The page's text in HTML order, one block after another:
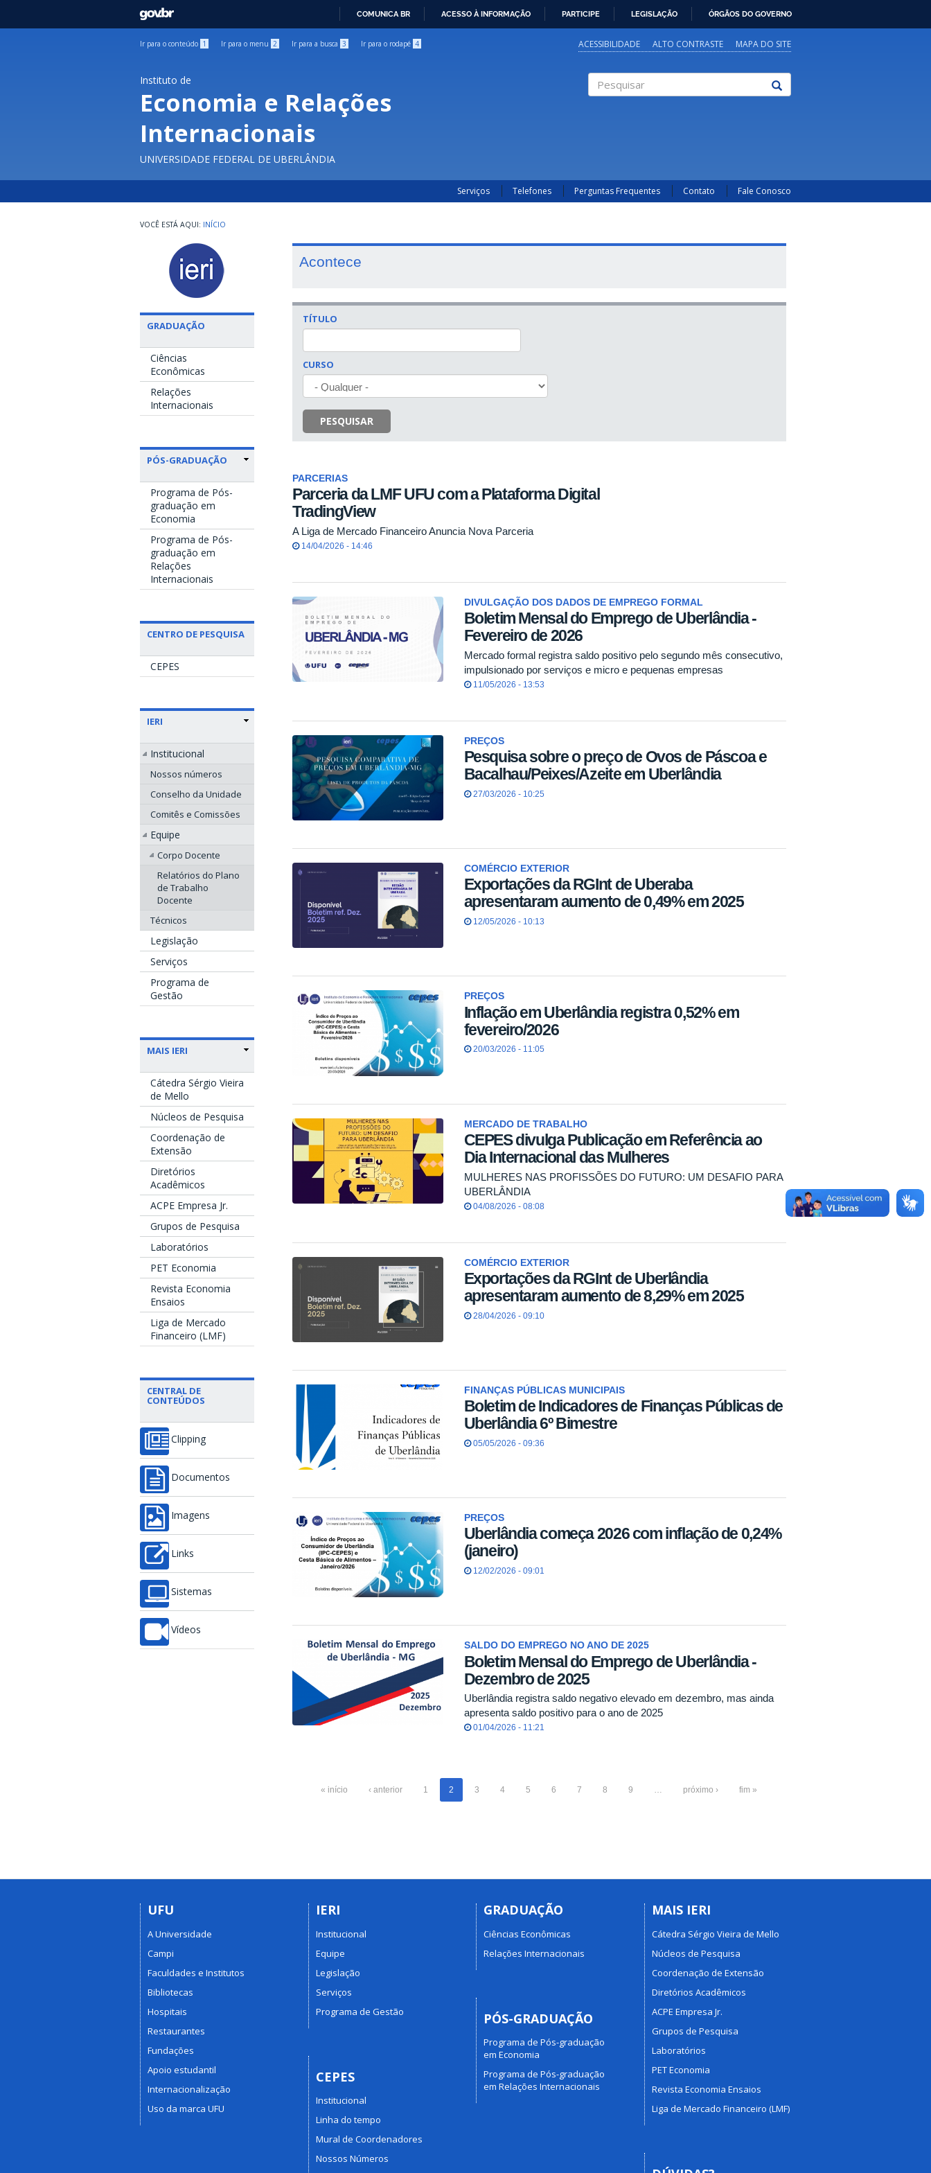
GOVBR
COMUNICA BR ACESSO À INFORMAÇÃO PARTICIPE LEGISLAÇÃO ÓRGÃOS DO GOVERNO
Ir para o conteúdo 1 Ir para o menu 2 Ir para a busca 3 Ir para o rodapé 4 ACESSIBILIDADE ALTO CONTRASTE MAPA DO SITE
Instituto de
Economia e Relações
Internacionais
UNIVERSIDADE FEDERAL DE UBERLÂNDIA
Serviços Telefones Perguntas Frequentes Contato Fale Conosco
INÍCIO
GRADUAÇÃO
Ciências
Econômicas
Relações
Internacionais
PÓS-GRADUAÇÃO
Programa de Pós-
graduação em
Economia
Programa de Pós-
graduação em
Relações
Internacionais
CENTRO DE PESQUISA
CEPES
IERI
Institucional
Nossos números
Conselho da Unidade
Comitês e Comissões
Equipe
Corpo Docente
Relatórios do Plano
de Trabalho
Docente
Técnicos
Legislação
Serviços
Programa de
Gestão
MAIS IERI
Cátedra Sérgio Vieira
de Mello
Núcleos de Pesquisa
Coordenação de
Extensão
Diretórios
Acadêmicos
ACPE Empresa Jr.
Grupos de Pesquisa
Laboratórios
PET Economia
Revista Economia
Ensaios
Liga de Mercado
Financeiro (LMF)
CENTRAL DE
CONTEÚDOS
Clipping
Documentos
Imagens
Links
Sistemas
Vídeos
Acontece
TÍTULO
CURSO
PESQUISAR
PARCERIAS
Parceria da LMF UFU com a Plataforma Digital
TradingView
A Liga de Mercado Financeiro Anuncia Nova Parceria
14/04/2026 - 14:46
DIVULGAÇÃO DOS DADOS DE EMPREGO FORMAL
Boletim Mensal do Emprego de Uberlândia -
Fevereiro de 2026
Mercado formal registra saldo positivo pelo segundo mês consecutivo,
impulsionado por serviços e micro e pequenas empresas
11/05/2026 - 13:53
PREÇOS
Pesquisa sobre o preço de Ovos de Páscoa e
Bacalhau/Peixes/Azeite em Uberlândia
27/03/2026 - 10:25
COMÉRCIO EXTERIOR
Exportações da RGInt de Uberaba
apresentaram aumento de 0,49% em 2025
12/05/2026 - 10:13
PREÇOS
Inflação em Uberlândia registra 0,52% em
fevereiro/2026
20/03/2026 - 11:05
MERCADO DE TRABALHO
CEPES divulga Publicação em Referência ao
Dia Internacional das Mulheres
MULHERES NAS PROFISSÕES DO FUTURO: UM DESAFIO PARA
UBERLÂNDIA
04/08/2026 - 08:08
COMÉRCIO EXTERIOR
Exportações da RGInt de Uberlândia
apresentaram aumento de 8,29% em 2025
28/04/2026 - 09:10
FINANÇAS PÚBLICAS MUNICIPAIS
Boletim de Indicadores de Finanças Públicas de
Uberlândia 6º Bimestre
05/05/2026 - 09:36
PREÇOS
Uberlândia começa 2026 com inflação de 0,24%
(janeiro)
12/02/2026 - 09:01
SALDO DO EMPREGO NO ANO DE 2025
Boletim Mensal do Emprego de Uberlândia -
Dezembro de 2025
Uberlândia registra saldo negativo elevado em dezembro, mas ainda
apresenta saldo positivo para o ano de 2025
01/04/2026 - 11:21
« início ‹ anterior 1 2 3 4 5 6 7 8 9 … próximo › fim »
UFU
A Universidade
Campi
Faculdades e Institutos
Bibliotecas
Hospitais
Restaurantes
Fundações
Apoio estudantil
Internacionalização
Uso da marca UFU
IERI
Institucional
Equipe
Legislação
Serviços
Programa de Gestão
CEPES
Institucional
Linha do tempo
Mural de Coordenadores
Nossos Números
GRADUAÇÃO
Ciências Econômicas
Relações Internacionais
PÓS-GRADUAÇÃO
Programa de Pós-graduação
em Economia
Programa de Pós-graduação
em Relações Internacionais
MAIS IERI
Cátedra Sérgio Vieira de Mello
Núcleos de Pesquisa
Coordenação de Extensão
Diretórios Acadêmicos
ACPE Empresa Jr.
Grupos de Pesquisa
Laboratórios
PET Economia
Revista Economia Ensaios
Liga de Mercado Financeiro (LMF)